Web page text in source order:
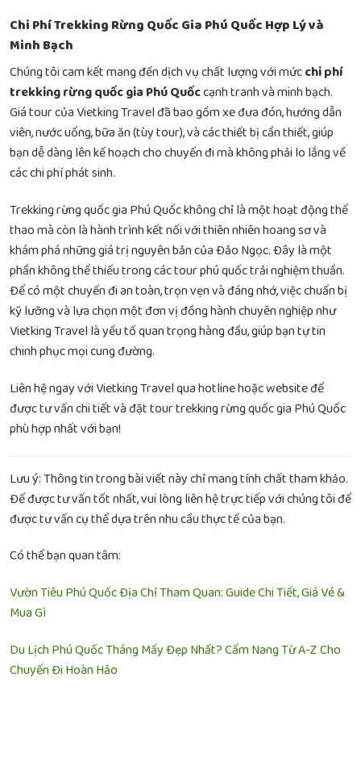
Chi Phí Trekking Rừng Quốc Gia Phú Quốc Hợp Lý và
Minh Bạch
Chúng tôi cam kết mang đến dịch vụ chất lượng với mứcchi phí
trekking rừng quốc gia Phú Quốccạnh tranh và minh bạch.
Giá tour của Vietking Travel đã bao gồm xe đưa đón, hướng dẫn
viên, nước uống, bữa ăn (tùy tour), và các thiết bị cần thiết, giúp
bạn dễ dàng lên kế hoạch cho chuyến đi mà không phải lo lắng về
các chi phí phát sinh.
Trekking rừng quốc gia Phú Quốc không chỉ là một hoạt động thể
thao mà còn là hành trình kết nối với thiên nhiên hoang sơ và
khám phá những giá trị nguyên bản của Đảo Ngọc. Đây là một
phần không thể thiếu trong cáctour phú quốc trải nghiệm thuần.
Để có một chuyến đi an toàn, trọn vẹn và đáng nhớ, việc chuẩn bị
kỹ lưỡng và lựa chọn một đơn vị đồng hành chuyên nghiệp như
Vietking Travel là yếu tố quan trọng hàng đầu, giúp bạn tự tin
chinh phục mọi cung đường.
Liên hệ ngay với Vietking Travel qua hotline hoặc website để
được tư vấn chi tiết và đặt tour trekking rừng quốc gia Phú Quốc
phù hợp nhất với bạn!
Lưu ý: Thông tin trong bài viết này chỉ mang tính chất tham khảo.
Để được tư vấn tốt nhất, vui lòng liên hệ trực tiếp với chúng tôi để
được tư vấn cụ thể dựa trên nhu cầu thực tế của bạn.
Có thể bạn quan tâm:
Vườn Tiêu Phú Quốc Địa Chỉ Tham Quan: Guide Chi Tiết, Giá Vé &
Mua Gì
Du Lịch Phú Quốc Tháng Mấy Đẹp Nhất? Cẩm Nang Từ A-Z Cho
Chuyến Đi Hoàn Hảo